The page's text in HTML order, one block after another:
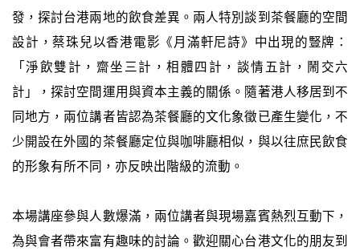
發，探討台港兩地的飲食差異。兩人特別談到茶餐廳的空間
設計，蔡珠兒以香港電影《月滿軒尼詩》中出現的豎牌：
「淨飲雙計，齋坐三計，相體四計，談情五計，鬧交六
計」，探討空間運用與資本主義的關係。隨著港人移居到不
同地方，兩位講者皆認為茶餐廳的文化象徵已產生變化，不
少開設在外國的茶餐廳定位與咖啡廳相似，與以往庶民飲食
的形象有所不同，亦反映出階級的流動。
本場講座參與人數爆滿，兩位講者與現場嘉賓熱烈互動下，
為與會者帶來富有趣味的討論。歡迎關心台港文化的朋友到